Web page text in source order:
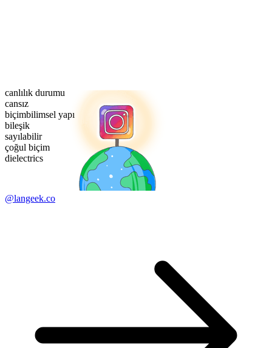
canlılık durumu
cansız
biçimbilimsel yapı
bileşik
sayılabilir
çoğul biçim
dielectrics
@langeek.co